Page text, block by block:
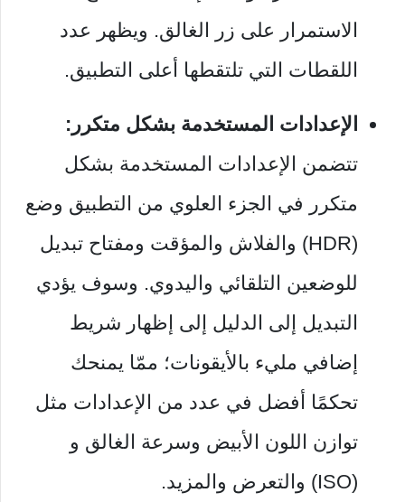
الاستمرار على زر الغالق. ويظهر عدد
اللقطات التي تلتقطها أعلى التطبيق.
الإعدادات المستخدمة بشكل متكرر:
تتضمن الإعدادات المستخدمة بشكل
متكرر في الجزء العلوي من التطبيق وضع
(HDR) والفلاش والمؤقت ومفتاح تبديل
للوضعين التلقائي واليدوي. وسوف يؤدي
التبديل إلى الدليل إلى إظهار شريط
إضافي مليء بالأيقونات؛ ممّا يمنحك
تحكمًا أفضل في عدد من الإعدادات مثل
توازن اللون الأبيض وسرعة الغالق و
(ISO) والتعرض والمزيد.